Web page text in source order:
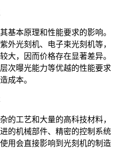
基本原理和性能要求的影响。
外光刻机、电子束光刻机等，
大，因而价格存在显著差异。
次曝光能力等优越的性能要求
成本。
的工艺和大量的高科技材料，
的机械部件、精密的控制系统
用会直接影响到光刻机的制造